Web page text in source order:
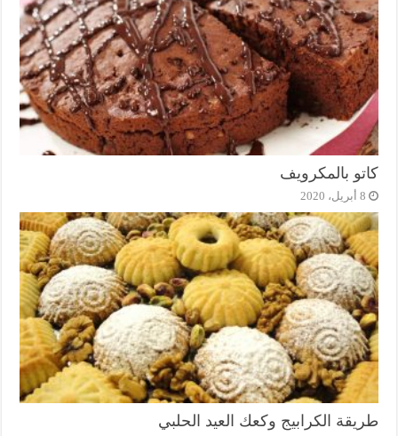
كاتو بالمكرويف
8 أبريل، 2020
طريقة الكرابيج وكعك العيد الحلبي